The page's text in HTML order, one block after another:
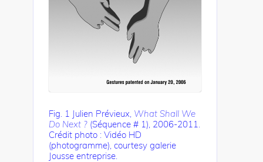
Fig. 1 Julien Prévieux, What Shall We
Do Next ?(Séquence # 1), 2006-2011.
Crédit photo : Vidéo HD
(photogramme), courtesy galerie
Jousse entreprise.